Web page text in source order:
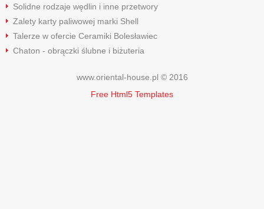
Solidne rodzaje wędlin i inne przetwory
Zalety karty paliwowej marki Shell
Talerze w ofercie Ceramiki Bolesławiec
Chaton - obrączki ślubne i biżuteria
www.oriental-house.pl © 2016
Free Html5 Templates